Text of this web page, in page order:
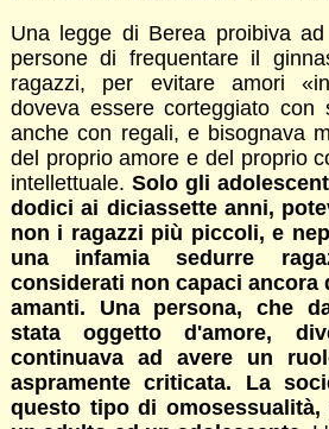
Una legge di Berea proibiva
persone di frequentare il
ragazzi, per evitare amori
doveva essere corteggiato con
anche con regali, e bisognava
del proprio amore e del proprio
intellettuale. Solo gli
dodici ai diciassette anni,
non i ragazzi più piccoli, e
una infamia sedurre
considerati non capaci ancora
amanti. Una persona, che
stata oggetto d'amore,
continuava ad avere un
aspramente criticata. La
questo tipo di